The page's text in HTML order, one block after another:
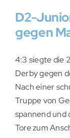
D2-
gegen
4:3 siegte die
Derby gegen
Nach einer
Truppe von
spannend und
Tore zum